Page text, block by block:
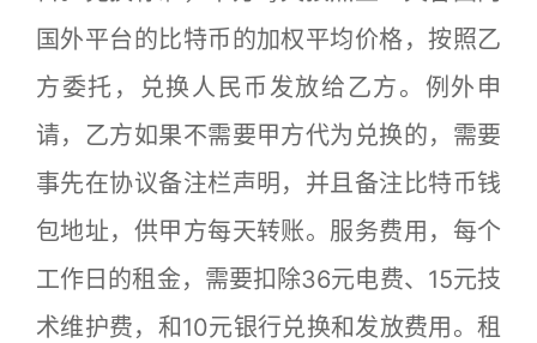
国外平台的比特币的加权平均价格，按照乙
方委托，兑换人民币发放给乙方。例外申
请，乙方如果不需要甲方代为兑换的，需要
事先在协议备注栏声明，并且备注比特币钱
包地址，供甲方每天转账。服务费用，每个
工作日的租金，需要扣除36元电费、15元技
术维护费，和10元银行兑换和发放费用。租